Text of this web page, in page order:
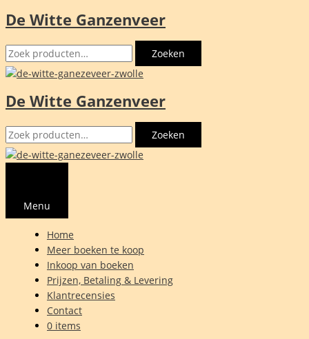
Ga
de
inhoud
De Witte Ganzenveer
Zoeken
naar:
Zoeken
De Witte Ganzenveer
Zoeken
naar:
Zoeken
Menu
Home
Meer boeken te koop
Inkoop van boeken
Prijzen, Betaling & Levering
Klantrecensies
Contact
0 items